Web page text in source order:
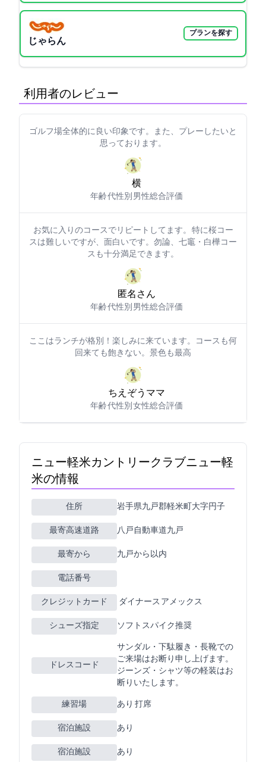
じゃらん
プランを探す
利用者のレビュー
ゴルフ場全体的に良い印象です。また、プレーしたいと
思っております。
横1971
年齢: 50代性別: 男性総合評価: 5
お気に入りのコースでリピートしてます。 特に桜コー
スは難しいですが、面白いです。勿論、七竈・白樺コー
スも十分満足できます。
匿名さん
年齢: 50代性別: 男性総合評価: 5
ここはランチが格別！楽しみに来ています。コースも何
回来ても飽きない。景色も最高??
ちえぞうママ9994
年齢: 50代性別: 女性総合評価: 5
ニュー軽米カントリークラブ(ニュー軽
米CC)の情報
住所 岩手県九戸郡軽米町大字円子2-4-1
最寄高速道路 八戸自動車道九戸
最寄ICから 九戸から10km以内
電話番号
クレジットカード JCB VISA MASTER ダイナース アメックス
シューズ指定 ソフトスパイク推奨
ドレスコード
サンダル・下駄履き・長靴での
ご来場はお断り申し上げます。
ジーンズ・Tシャツ等の軽装はお
断りいたします。
練習場 あり 300Y 15打席
宿泊施設 あり
宿泊施設 あり